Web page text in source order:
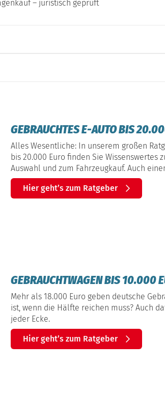
– juristisch geprüft
GEBRAUCHTES E-AUTO BIS
Alles Wesentliche: In unserem großen
bis 20.000 Euro finden Sie Wissenswertes
Auswahl und zum Fahrzeugkauf. Auch
Hier geht’s zum Ratgeber
GEBRAUCHTWAGEN BIS 10.000
Mehr als 18.000 Euro geben deutsche
ist, wenn die Hälfte reichen muss? Auch
jeder Ecke.
Hier geht’s zum Ratgeber